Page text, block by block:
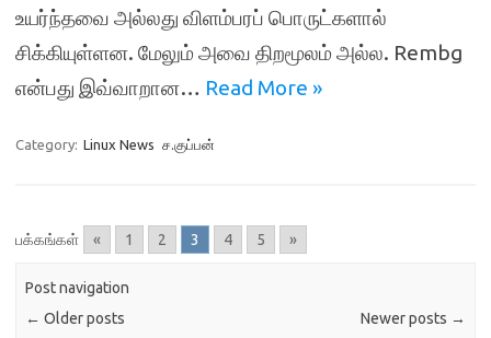
உயர்ந்தவை அல்லது விளம்பரப் பொருட்களால்
சிக்கியுள்ளன. மேலும் அவை திறமூலம் அல்ல. Rembg
என்பது இவ்வாறான… Read More »
Category: Linux News ச.குப்பன்
பக்கங்கள் « 1 2 3 4 5 »
Post navigation
← Older posts Newer posts →